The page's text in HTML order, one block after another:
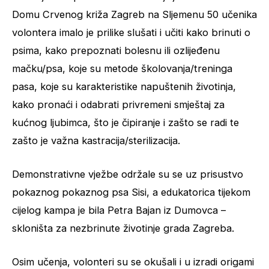
Domu Crvenog križa Zagreb na Sljemenu 50 učenika
volontera imalo je prilike slušati i učiti kako brinuti o
psima, kako prepoznati bolesnu ili ozlijeđenu
mačku/psa, koje su metode školovanja/treninga
pasa, koje su karakteristike napuštenih životinja,
kako pronaći i odabrati privremeni smještaj za
kućnog ljubimca, što je čipiranje i zašto se radi te
zašto je važna kastracija/sterilizacija.
Demonstrativne vježbe održale su se uz prisustvo
pokaznog pokaznog psa Sisi, a edukatorica tijekom
cijelog kampa je bila Petra Bajan iz Dumovca –
skloništa za nezbrinute životinje grada Zagreba.
Osim učenja, volonteri su se okušali i u izradi origami